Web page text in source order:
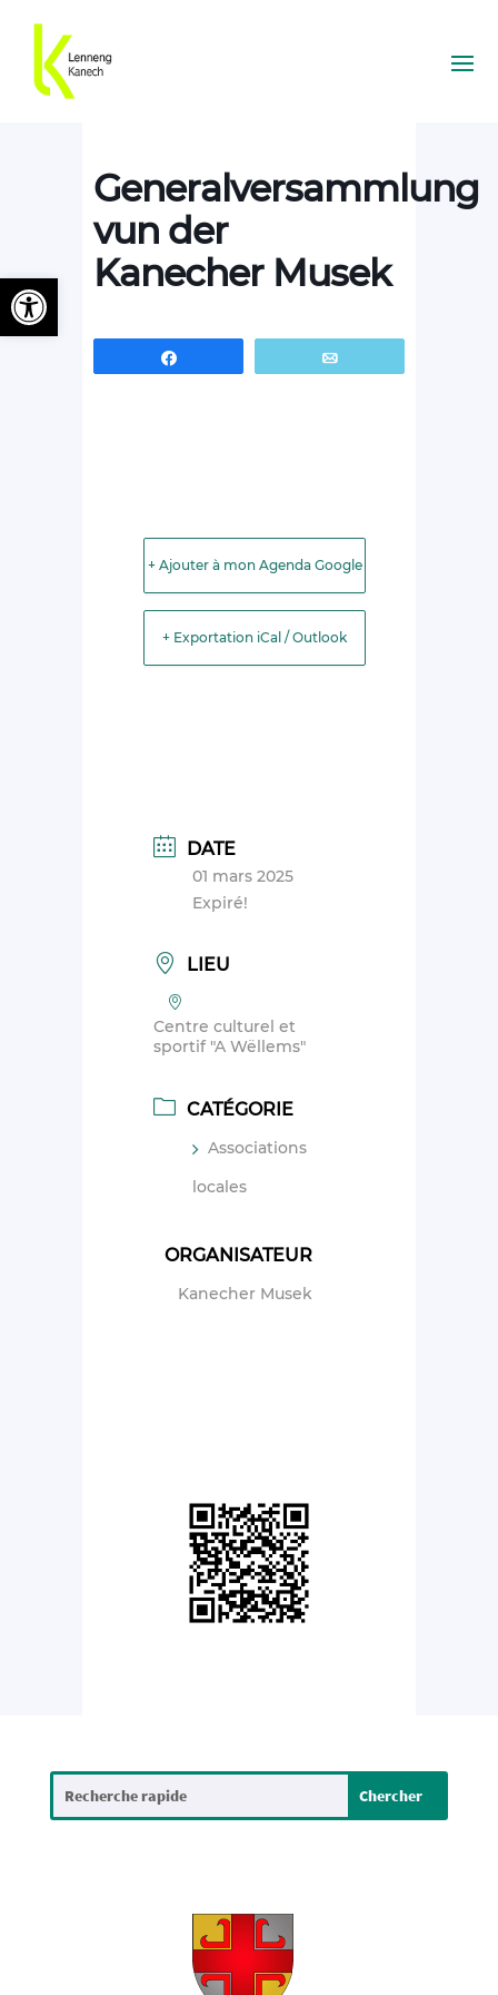
Generalversammlung
vun der
Kanecher Musek
+ Ajouter à mon Agenda Google
+ Exportation iCal / Outlook
DATE
01 mars 2025
Expiré!
LIEU
Centre culturel et
sportif "A Wëllems"
CATÉGORIE
Associations
locales
ORGANISATEUR
Kanecher Musek
Ouvrir la barre d’outils